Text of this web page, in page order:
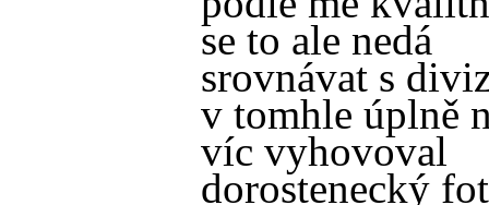
se to ale nedá
srovnávat s
v tomhle úplně
víc vyhovoval
dorostenecký